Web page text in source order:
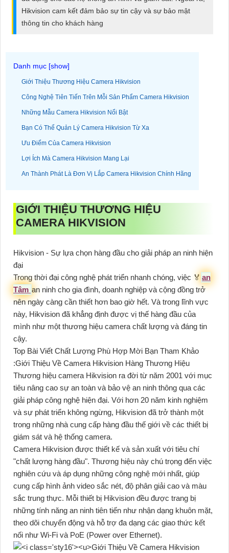
PHỤ
KIỆN
VẤN
DỊCH
Hikvision cam kết đảm bảo sự tin cậy và sự bảo mật
thông tin cho khách hàng
Giới Thiệu Thương Hiệu Camera Hikvision
Công Nghệ Tiên Tiến Trên Mỗi Sản Phẩm Camera Hikvision
Những Mẫu Camera Hikvision Nổi Bật
Bạn Có Thể Quản Lý Camera Hikvision Từ Xa
Ưu Điểm Của Camera Hikvision
Lợi Ích Mà Camera Hikvision Mang Lại
An Thành Phát Là Đơn Vị Lắp Camera Hikvision Chính Hãng
GIỚI THIỆU THƯƠNG HIỆU
CAMERA HIKVISION
Hikvision - Sự lựa chọn hàng đầu cho giải pháp an ninh hiện
đại
Trong thời đại công nghệ phát triển nhanh chóng, việc ️🏅️ an
Tâm an ninh cho gia đình, doanh nghiệp và cộng đồng trở
nên ngày càng cần thiết hơn bao giờ hết. Và trong lĩnh vực
này, Hikvision đã khẳng định được vị thế hàng đầu của
mình như một thương hiệu camera chất lượng và đáng tin
cậy.
Top Bài Viết Chất Lượng Phù Hợp Mời Bạn Tham Khảo
:Giới Thiệu Về Camera Hikvision Hàng Thương Hiệu
Thương hiệu camera Hikvision ra đời từ năm 2001 với mục
tiêu nâng cao sự an toàn và bảo vệ an ninh thông qua các
giải pháp công nghệ hiện đại. Với hơn 20 năm kinh nghiệm
và sự phát triển không ngừng, Hikvision đã trở thành một
trong những nhà cung cấp hàng đầu thế giới về các thiết bị
giám sát và hệ thống camera.
Camera Hikvision được thiết kế và sản xuất với tiêu chí
"chất lượng hàng đầu". Thương hiệu này chú trọng đến việc
nghiên cứu và áp dụng những công nghệ mới nhất, giúp
cung cấp hình ảnh video sắc nét, độ phân giải cao và màu
sắc trung thực. Mỗi thiết bị Hikvision đều được trang bị
những tính năng an ninh tiên tiến như nhận dạng khuôn mặt,
theo dõi chuyển động và hỗ trợ đa dạng các giao thức kết
nối như Wi-Fi và PoE (Power over Ethernet).